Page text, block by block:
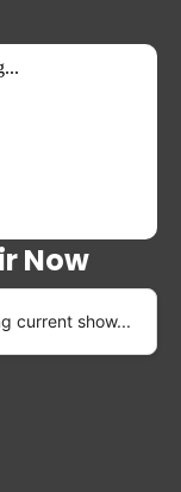
Now
current show...